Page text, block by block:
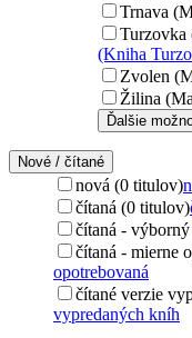
Trnava
Turzovka
(Kniha
Zvolen
Žilina
Ďalšie
Nové / čítané
nová (0 titulov)
čítaná (0 titulov)
čítaná -
čítaná - mierne
opotrebovaná
čítané verzie
vypredaných kníh